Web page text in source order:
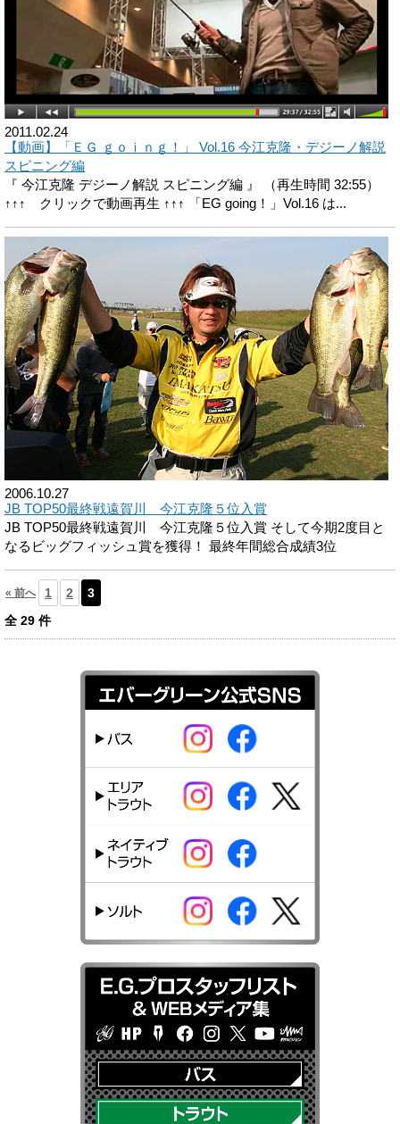
2011.02.24
【動画】「ＥＧ ｇｏｉｎｇ！」 Vol.16 今江克隆・デジーノ解説
スピニング編
『 今江克隆 デジーノ解説 スピニング編 』 （再生時間 32:55）
↑↑↑ クリックで動画再生 ↑↑↑ 「EG going！」Vol.16 は...
2006.10.27
JB TOP50最終戦遠賀川 今江克隆５位入賞
JB TOP50最終戦遠賀川 今江克隆５位入賞 そして今期2度目と
なるビッグフィッシュ賞を獲得！ 最終年間総合成績3位
« 前へ 1 2
3
全 29 件